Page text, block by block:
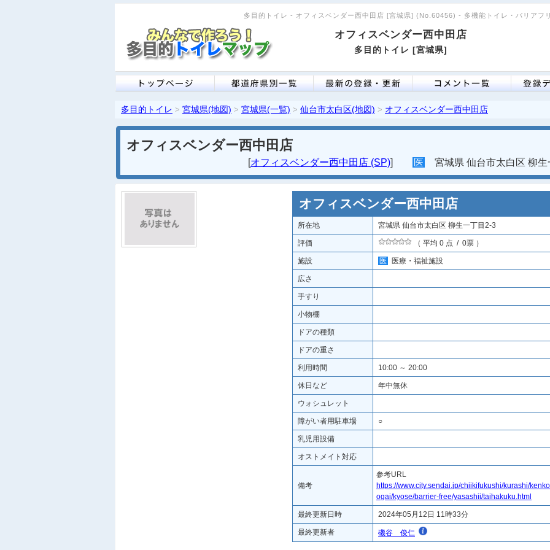
多目的トイレ - オフィスベンダー西中田店 [宮城県] (No.60456) - 多機能トイレ・バリアフ
オフィスベンダー西中田店
多目的トイレ [宮城県]
多目的トイレ > 宮城県(地図) > 宮城県(一覧) > 仙台市太白区(地図) > オフィスベンダー西中田店
オフィスベンダー西中田店
[オフィスベンダー西中田店 (SP)] 医 宮城県 仙台市太白区 柳生
オフィスベンダー西中田店
所在地 宮城県 仙台市太白区 柳生一丁目2-3
評価 （ 平均 0 点 / 0票 ）
施設 医 医療・福祉施設
広さ
手すり
小物棚
ドアの種類
ドアの重さ
利用時間 10:00 ～ 20:00
休日など 年中無休
ウォシュレット
障がい者用駐車場 ○
乳児用設備
オストメイト対応
備考
参考URL
https://www.city.sendai.jp/chiikifukushi/kurashi/
ogai/kyose/barrier-free/yasashii/taihakuku.html
最終更新日時 2024年05月12日 11時33分
最終更新者 磯谷 俊仁